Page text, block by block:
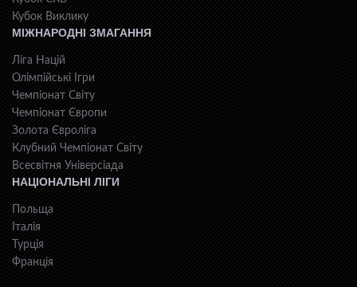
Кубок Виклику
МІЖНАРОДНІ ЗМАГАННЯ
Ліга Націй
Олімпійські Ігри
Чемпіонат Світу
Чемпіонат Європи
Золота Євроліга
Клубний Чемпіонат Світу
Всесвiтня Унiверсiaда
НАЦІОНАЛЬНІ ЛІГИ
Польща
Італія
Турція
Франція